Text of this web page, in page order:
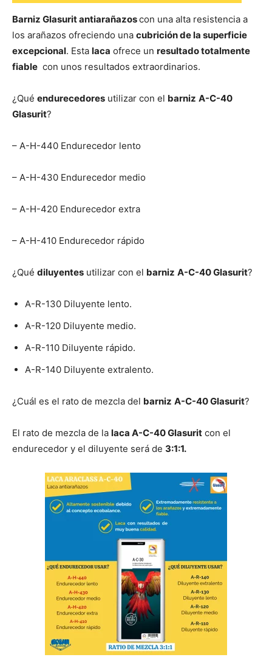
Barniz Glasurit antiarañazoscon una alta resistencia a
los arañazos ofreciendo una cubrición de la superficie
excepcional. Esta laca ofrece un resultado totalmente
fiable con unos resultados extraordinarios.
¿Qué endurecedores utilizar con el barniz A-C-40
Glasurit?
– A-H-440 Endurecedor lento
– A-H-430 Endurecedor medio
– A-H-420 Endurecedor extra
– A-H-410 Endurecedor rápido
¿Qué diluyentes utilizar con el barniz A-C-40 Glasurit?
A-R-130 Diluyente lento.
A-R-120 Diluyente medio.
A-R-110 Diluyente rápido.
A-R-140 Diluyente extralento.
¿Cuál es el rato de mezcla del barniz A-C-40 Glasurit?
El rato de mezcla de la laca A-C-40 Glasurit con el
endurecedor y el diluyente será de 3:1:1.